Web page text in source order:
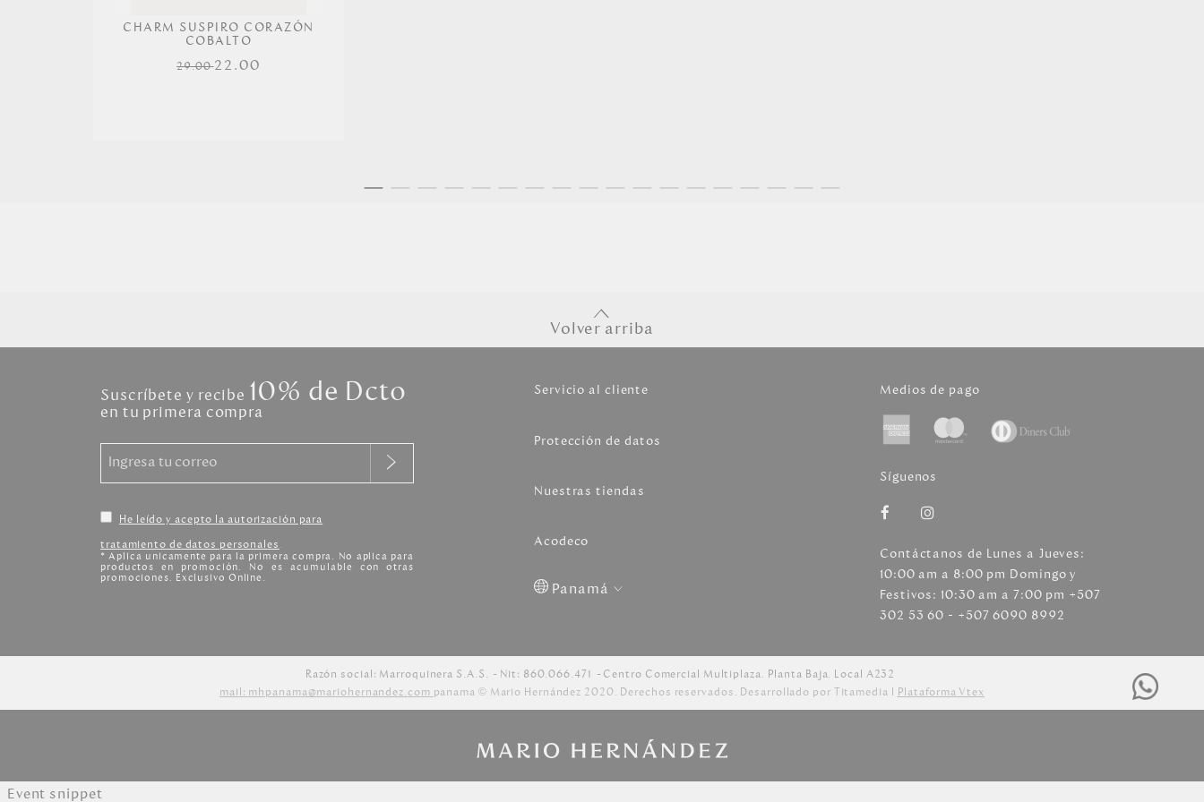
CHARM SUSPIRO CORAZÓN
COBALTO
29.0022.00
Volver arriba
Suscríbete y recibe 10% de Dcto
en tu primera compra
He leído y acepto la autorización para
tratamiento de datos personales.
* Aplica unicamente para la primera compra. No aplica para
productos en promoción. No es acumulable con otras
promociones. Exclusivo Online.
Servicio al cliente
Protección de datos
Nuestras tiendas
Acodeco
Panamá
Medios de pago
Síguenos
Contáctanos de Lunes a Jueves:
10:00 am a 8:00 pm Domingo y
Festivos: 10:30 am a 7:00 pm +507
302 53 60 - +507 6090 8992
Razón social: Marroquinera S.A.S. Nit: 860.066.471
Centro Comercial Multiplaza. Planta Baja. Local A232
mail: mhpanama@mariohernandez.com panama © Mario Hernández 2020. Derechos reservados. Desarrollado por Titamedia l Plataforma Vtex
Event snippet